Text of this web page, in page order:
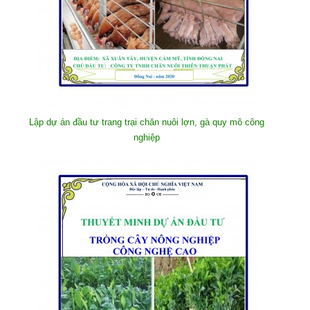
Lập dự án đầu tư trang trại chăn nuôi lợn, gà quy mô công
nghiệp